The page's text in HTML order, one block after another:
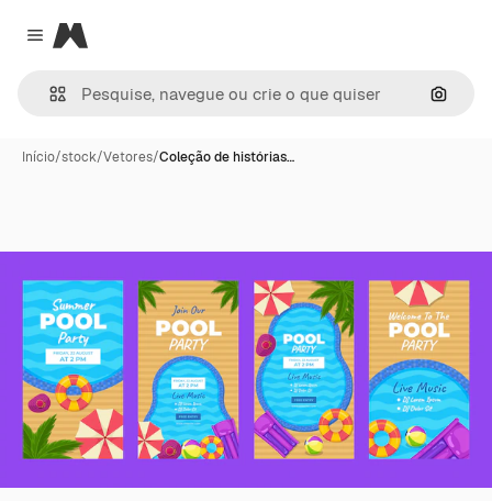
Close menu
Magnific
Início/stock/Vetores/Coleção de histórias…